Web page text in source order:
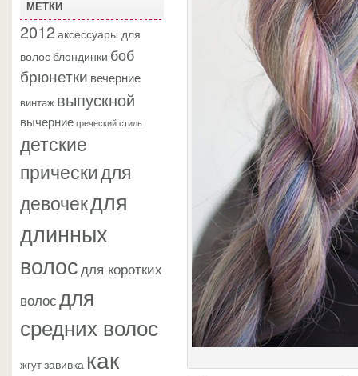
МЕТКИ
2012аксессуары для
волосблондинки боб
брюнетки вечерние
винтаж выпускной
вычерние греческий стиль
детские
прическидля
девочекдля
длинных
волосдля коротких
волосдля
средних волос
жгутзавивка как